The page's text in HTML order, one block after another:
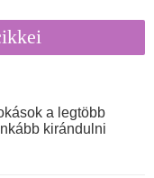
a legtöbb
kirándulni